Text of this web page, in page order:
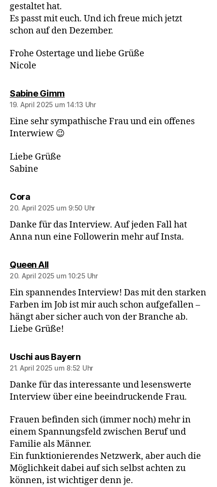
gestaltet hat.
Es passt mit euch. Und ich freue mich jetzt
schon auf den Dezember.
Frohe Ostertage und liebe Grüße
Nicole
Sabine Gimmsagt:
19. April 2025 um 14:13 Uhr
Eine sehr sympathische Frau und ein offenes
Interwiew 😉
Liebe Grüße
Sabine
Corasagt:
20. April 2025 um 9:50 Uhr
Danke für das Interview. Auf jeden Fall hat
Anna nun eine Followerin mehr auf Insta.
Queen Allsagt:
20. April 2025 um 10:25 Uhr
Ein spannendes Interview! Das mit den starken
Farben im Job ist mir auch schon aufgefallen –
hängt aber sicher auch von der Branche ab.
Liebe Grüße!
Uschi aus Bayernsagt:
21. April 2025 um 8:52 Uhr
Danke für das interessante und lesenswerte
Interview über eine beeindruckende Frau.
Frauen befinden sich (immer noch) mehr in
einem Spannungsfeld zwischen Beruf und
Familie als Männer.
Ein funktionierendes Netzwerk, aber auch die
Möglichkeit dabei auf sich selbst achten zu
können, ist wichtiger denn je.